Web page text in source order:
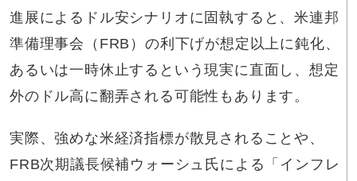
進展によるドル安シナリオに固執すると、米連邦
準備理事会（FRB）の利下げが想定以上に鈍化、
あるいは一時休止するという現実に直面し、想定
外のドル高に翻弄される可能性もあります。
実際、強めな米経済指標が散見されることや、
FRB次期議長候補ウォーシュ氏による「インフレ